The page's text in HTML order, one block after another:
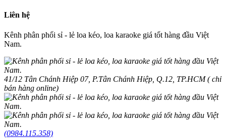
Liên hệ
Kênh phân phối sỉ - lẻ loa kéo, loa karaoke giá tốt hàng đầu Việt
Nam.
41/12 Tân Chánh Hiệp 07, P.Tân Chánh Hiệp, Q.12, TP.HCM ( chỉ
bán hàng online)
(0984.115.358)